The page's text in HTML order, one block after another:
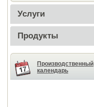
Услуги
Продукты
Производственный
календарь